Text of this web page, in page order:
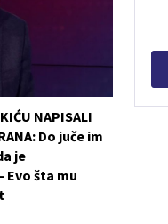
NAPISALI
Do juče im
je
šta mu